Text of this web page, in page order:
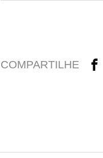
COMPARTILHE